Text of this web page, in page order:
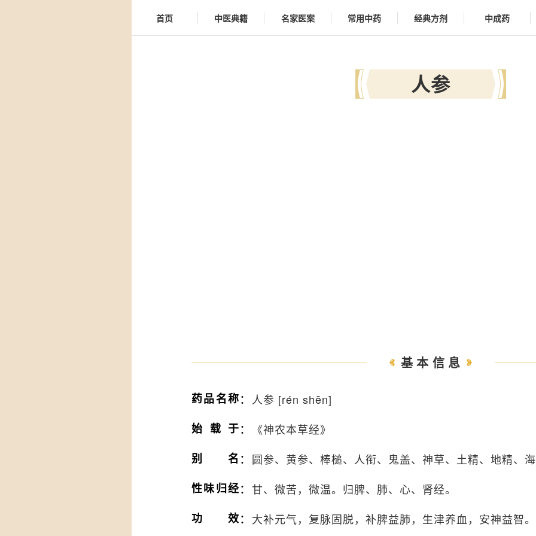
首页 中医典籍 名家医案 常用中药 经典方剂 中成药
人参
基本信息
药品名称：
人参 [rén shēn]
始载于：
《神农本草经》
别名 ： 圆参、黄参、棒槌、人衔、鬼盖、神草、土精、地精、
性味归经： 甘、微苦，微温。归脾、肺、心、肾经。
功效： 大补元气，复脉固脱，补脾益肺，生津养血，安神益智。